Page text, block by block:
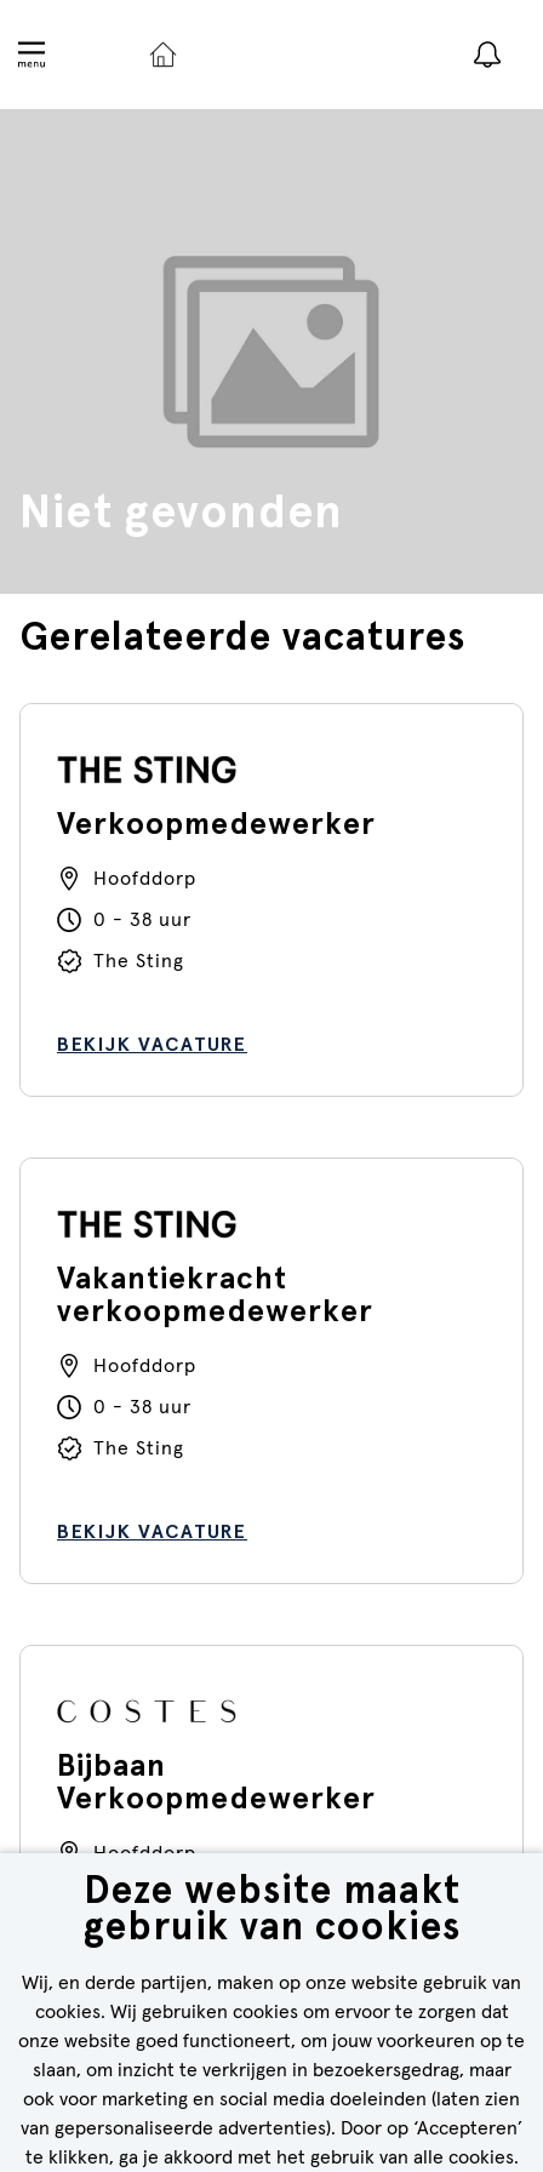
Deze website maakt
gebruik van cookies
Wij, en derde partijen, maken op onze website gebruik van
cookies. Wij gebruiken cookies om ervoor te zorgen dat
onze website goed functioneert, om jouw voorkeuren op te
slaan, om inzicht te verkrijgen in bezoekersgedrag, maar
ook voor marketing en social media doeleinden (laten zien
van gepersonaliseerde advertenties). Door op ‘Accepteren’
te klikken, ga je akkoord met het gebruik van alle cookies.
Niet gevonden
Gerelateerde vacatures
Verkoopmedewerker
Hoofddorp
0 - 38 uur
The Sting
BEKIJK VACATURE
Vakantiekracht
verkoopmedewerker
Hoofddorp
0 - 38 uur
The Sting
BEKIJK VACATURE
Bijbaan
Verkoopmedewerker
Hoofddorp
0 - 15 uur
Costes
BEKIJK VACATURE